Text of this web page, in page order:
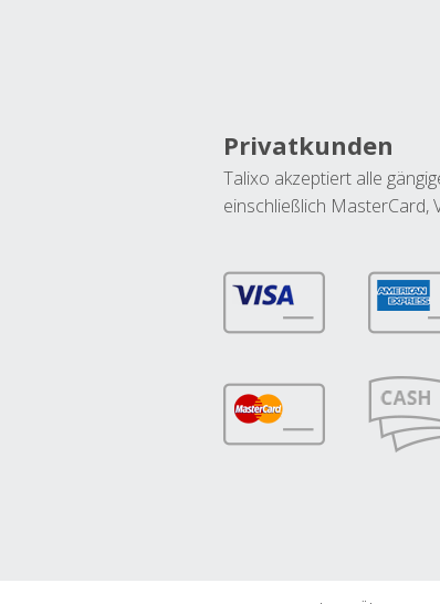
Privatkunden
Talixo akzeptiert alle
einschließlich MasterCard,